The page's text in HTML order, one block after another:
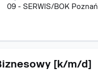
09 - SERWIS/BOK Poznań
[k/m/d]